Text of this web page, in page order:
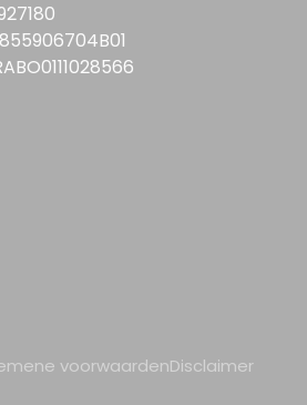
voorwaardenDisclaimer